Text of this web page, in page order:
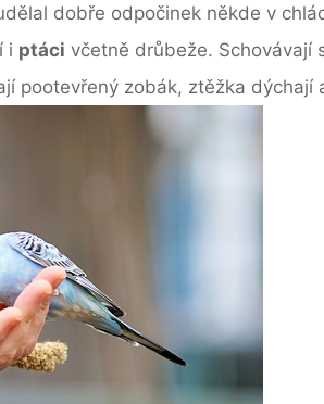
dobře odpočinek někde v
i ptáci včetně drůbeže. Schovávají
pootevřený zobák, ztěžka dýchají